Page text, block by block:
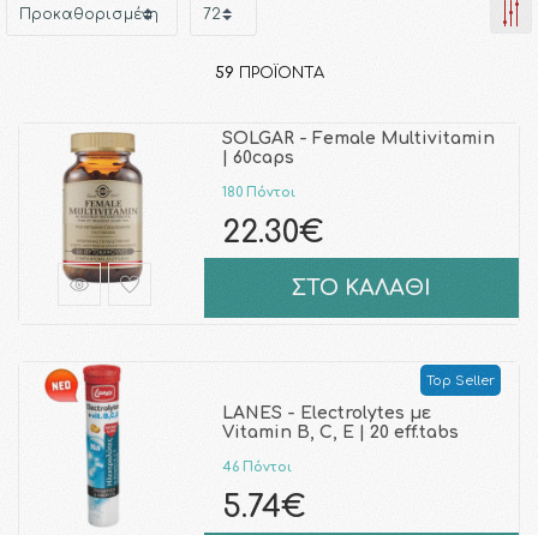
59 ΠΡΟΪΌΝΤΑ
SOLGAR - Female Multivitamin
| 60caps
180 Πόντοι
22.30€
ΣΤΟ ΚΑΛΑΘΙ
Top Seller
LANES - Electrolytes με
Vitamin B, C, E | 20 eff.tabs
46 Πόντοι
5.74€